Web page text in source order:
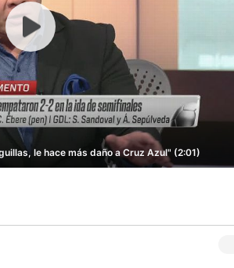
le hace más daño a Cruz Azul" (2:01)